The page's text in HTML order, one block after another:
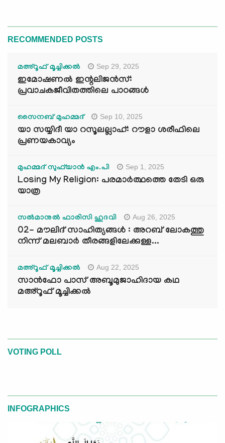
RECOMMENDED POSTS
മഅ്റൂഫ് മൂച്ചിക്കല്‍ Sep 29, 2025
ഇമോഷണൽ ഇന്റലിജൻസ്:
പ്രവാചകജീവിതത്തിലെ പാഠങ്ങൾ
സൈനബ് മുഹമ്മദ് Sep 10, 2025
യാ സയ്യിദീ യാ റസൂലല്ലാഹ്: റൗളാ ശരീഫിലെ
പ്രണയകാവ്യം
മുഹമ്മദ് സുഫ്‌യാൻ എം.പി Sep 1, 2025
Losing My Religion: പരമാർത്ഥത്തെ തേടി ഒരു
യാത്ര
സൽമാനുൽ ഫാരിസി ഹുദവി Aug 26, 2025
02- മൗലിദ് സാഹിത്യങ്ങൾ : അറബ് ലോകത്തു
നിന്ന് മലബാർ തീരങ്ങളിലേക്കുള്ള...
മഅ്റൂഫ് മൂച്ചിക്കല്‍ Aug 22, 2025
സാൻഫോ പാസ് അബൂമുജാഹിദായ കഥ
മഅ്റൂഫ് മൂച്ചിക്കല്‍
VOTING POLL
INFOGRAPHICS